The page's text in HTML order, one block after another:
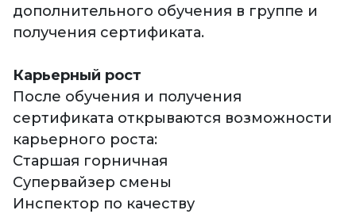
дополнительного обучения в группе и
получения сертификата.
Карьерный рост
После обучения и получения
сертификата открываются возможности
карьерного роста:
Старшая горничная
Супервайзер смены
Инспектор по качеству